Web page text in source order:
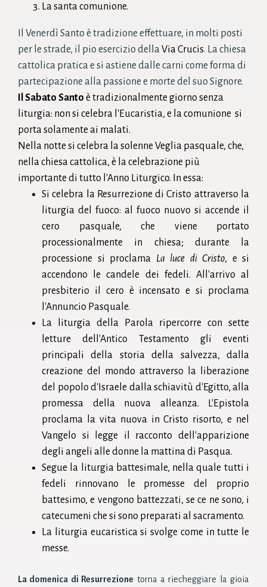
La santacomunione.
Il Venerdì Santo è tradizione effettuare, in molti posti
per le strade, il pio esercizio dellaVia Crucis. La chiesa
cattolica pratica e si astiene dalle carni come forma di
partecipazione alla passione e morte del suo Signore.
Il Sabato Santo è tradizionalmente giorno senza
liturgia: non si celebra l'Eucaristia, e lacomunione si
porta solamente ai malati.
Nella notte si celebra la solenne Veglia pasquale, che,
nella chiesa cattolica, è la celebrazione più
importante di tutto l'Anno Liturgico. In essa:
Si celebra la Resurrezione di Cristo attraverso la
liturgia del fuoco: al fuoco nuovo si accende il
cero pasquale, che viene portato
processionalmente in chiesa; durante la
processione si proclama La luce di Cristo, e si
accendono lecandele dei fedeli. All'arrivo al
presbiterio il cero è incensato e si proclama
l'Annuncio Pasquale.
La liturgia della Parola ripercorre con sette
letture dell'Antico Testamento gli eventi
principali della storia della salvezza, dalla
creazione del mondo attraverso la liberazione
del popolo d' Israele dalla schiavitù d'Egitto, alla
promessa della nuova alleanza. L'Epistola
proclama la vita nuova inCristo risorto, e nel
Vangelo si legge il racconto dell'apparizione
degli angeli alle donne la mattina di Pasqua.
Segue la liturgia battesimale, nella quale tutti i
fedeli rinnovano le promesse del proprio
battesimo, e vengono battezzati, se ce ne sono, i
catecumeni che si sono preparati al sacramento.
La liturgia eucaristica si svolge come in tutte le
messe.
La domenica di Resurrezione torna a riecheggiare la gioia